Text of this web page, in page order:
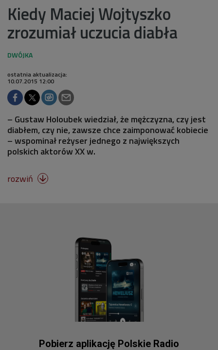
Kiedy Maciej Wojtyszko
zrozumiał uczucia diabła
ostatnia aktualizacja:
10.07.2015 12:00
– Gustaw Holoubek wiedział, że mężczyzna, czy jest
diabłem, czy nie, zawsze chce zaimponować kobiecie
– wspominał reżyser jednego z największych
polskich aktorów XX w.
rozwiń 
Pobierz aplikację Polskie Radio